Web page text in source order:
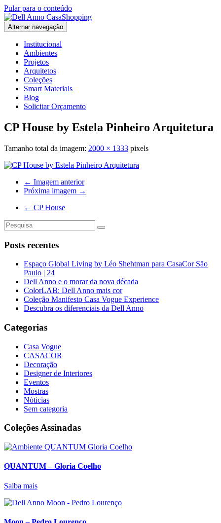
Pular para o conteúdo
Alternar navegação
Institucional
Ambientes
Projetos
Arquitetos
Coleções
Smart Materials
Blog
Solicitar Orçamento
CP House by Estela Pinheiro Arquitetura
Tamanho total da imagem: 2000 × 1333 pixels
← Imagem anterior
Próxima imagem →
← CP House
Posts recentes
Espaço Global Living by Léo Shehtman para CasaCor São
Paulo | 24
Dell Anno e o morar da nova década
ColorLAB: Dell Anno mais cor
Coleção Manifesto Casa Vogue Experience
Descubra os diferenciais da Dell Anno
Categorias
Casa Vogue
CASACOR
Decoração
Designer de Interiores
Eventos
Mostras
Nóticias
Sem categoria
Coleções Assinadas
QUANTUM – Gloria Coelho
Saiba mais